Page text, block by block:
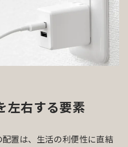
左右する要素
置は、生活の利便性に直結